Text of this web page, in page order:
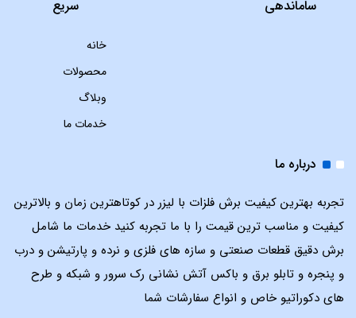
ساماندهی
سریع
خانه
محصولات
وبلاگ
خدمات ما
درباره ما
تجربه بهترین کیفیت برش فلزات با لیزر در کوتاهترین زمان و بالاترین
کیفیت و مناسب ترین قیمت را با ما تجربه کنید خدمات ما شامل
برش دقیق قطعات صنعتی و سازه های فلزی و نرده و پارتیشن و درب
و پنجره و تابلو برق و باکس آتش نشانی رک سرور و شبکه و طرح
های دکوراتیو خاص و انواع سفارشات شما